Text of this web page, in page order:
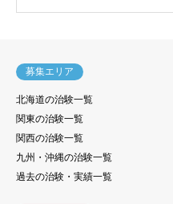
募集エリア
北海道の治験一覧
関東の治験一覧
関西の治験一覧
九州・沖縄の治験一覧
過去の治験・実績一覧